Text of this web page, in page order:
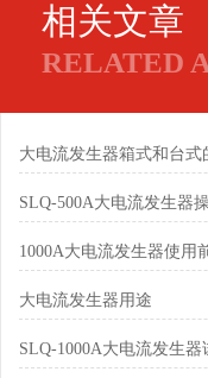
相关文章
RELATED
大电流发生器箱式和台式
SLQ-500A大电流发生器
1000A大电流发生器使用
大电流发生器用途